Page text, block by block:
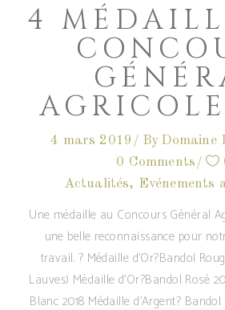
4
4 mars 2019 By Domaine
0 Comments
Actualités, Evénements
Une médaille au Concours Général
une belle reconnaissance pour
travail. ? Médaille d'Or?Bandol
Lauves) Médaille d'Or?Bandol Rosé
Blanc 2018 Médaille d'Argent?